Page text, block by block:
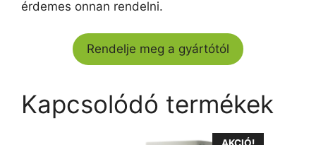
érdemes onnan rendelni.
Rendelje meg a gyártótól
Kapcsolódó termékek